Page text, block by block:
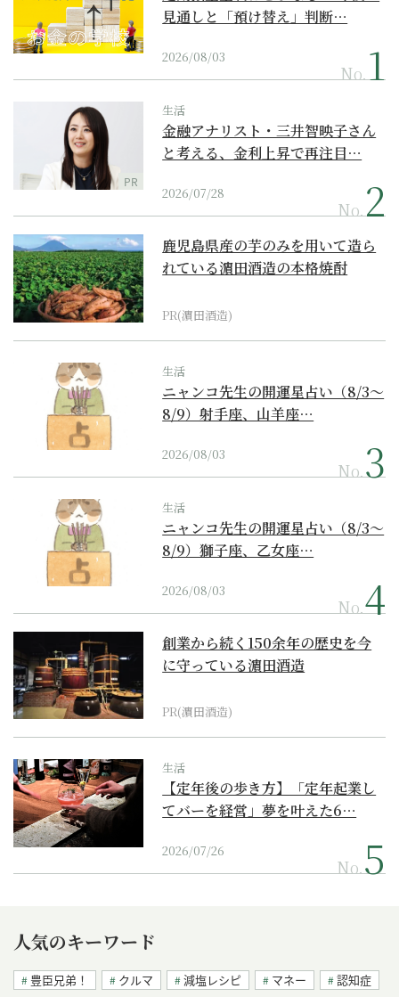
見通しと「預け替え」判断…
2026/08/03
No.
PR
生活
金融アナリスト・三井智映子さん
と考える、金利上昇で再注目…
2026/07/28
No.
鹿児島県産の芋のみを用いて造ら
れている濵田酒造の本格焼酎
PR(濵田酒造)
生活
ニャンコ先生の開運星占い（8/3～
8/9）射手座、山羊座…
2026/08/03
No.
生活
ニャンコ先生の開運星占い（8/3～
8/9）獅子座、乙女座…
2026/08/03
No.
創業から続く150余年の歴史を今
に守っている濵田酒造
PR(濵田酒造)
生活
【定年後の歩き方】「定年起業し
てバーを経営」夢を叶えた6…
2026/07/26
No.
人気のキーワード
豊臣兄弟！ クルマ 減塩レシピ マネー
認知症